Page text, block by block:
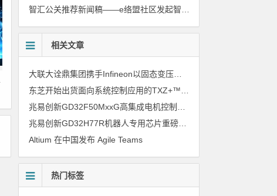
相关文章
大联大诠鼎集团携手Infineon以固态变压器重构配电效率新标杆
兆易创新GD32H77R机器人专用芯片重磅亮相，精准赋能伺服驱动与关节控制
Altium 在中国发布 Agile Teams
热门标签